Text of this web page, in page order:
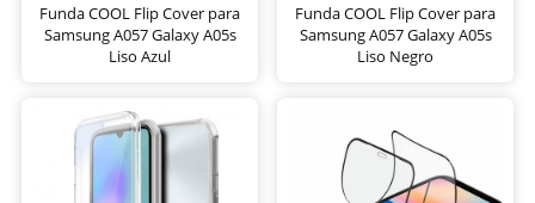
Funda COOL Flip Cover para
Samsung A057 Galaxy A05s
Liso Azul
Funda COOL Flip Cover para
Samsung A057 Galaxy A05s
Liso Negro